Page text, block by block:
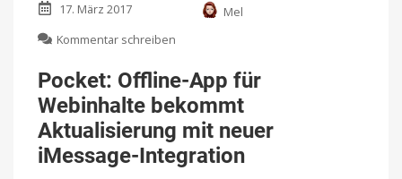
17. März 2017
Mel
Kommentar schreiben
Offline-
App
für
Webinhalte
bekommt
Aktualisierung
Pocket: Offline-App für
Webinhalte bekommt
Aktualisierung mit neuer
iMessage-Integration